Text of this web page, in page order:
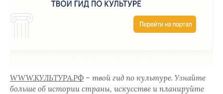
WWW.КУЛЬТУРА.РФ – твой гид по культуре. Узнайте
больше об истории страны, искусстве и планируйте